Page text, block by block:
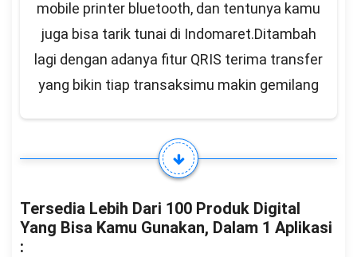
mobile printer bluetooth, dan tentunya kamu
juga bisa tarik tunai di Indomaret.Ditambah
lagi dengan adanya fitur QRIS terima transfer
yang bikin tiap transaksimu makin gemilang
Tersedia Lebih Dari 100 Produk Digital
Yang Bisa Kamu Gunakan, Dalam 1 Aplikasi
: